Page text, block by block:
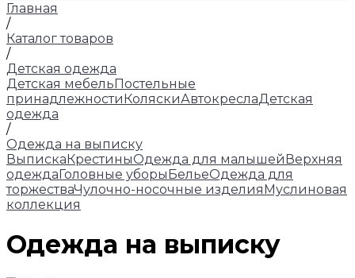
Главная
/
Каталог товаров
/
Детская одежда
Детская мебельПостельные
принадлежностиКоляскиАвтокреслаДетская
одежда
/
Одежда на выписку
ВыпискаКрестиныОдежда для малышейВерхняя
одеждаГоловные уборыБельеОдежда для
торжестваЧулочно-носочные изделияМуслиновая
коллекция
Одежда на выписку